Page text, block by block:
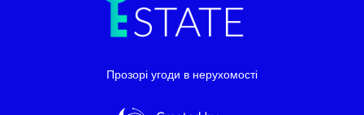
Прозорі угоди в нерухомості